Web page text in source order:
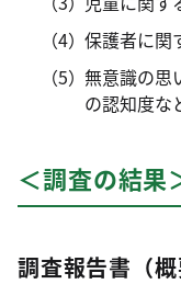
保護者に関
無意識の思
の認知度な
＜調査の結果
調査報告書（概